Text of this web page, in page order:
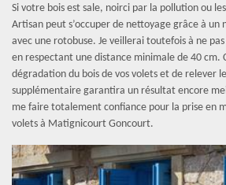
Si votre bois est sale, noirci par la pollution ou
Artisan peut s’occuper de nettoyage grâce à un
avec une rotobuse. Je veillerai toutefois à ne
en respectant une distance minimale de 40 cm.
dégradation du bois de vos volets et de relever
supplémentaire garantira un résultat encore
me faire totalement confiance pour la prise en
volets à Matignicourt Goncourt.